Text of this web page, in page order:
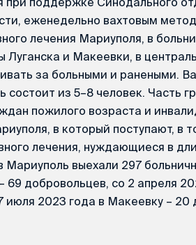
еженедельно вахтовым
лечения Мариуполя, в
Луганска и Макеевки, в
за больными и ранеными.
состоит из 5–8 человек. Часть
пожилого возраста и
в который поступают, в
лечения, нуждающиеся в
Мариуполь выехали 297
69 добровольцев, со 2 апреля
июля 2023 года в Макеевку – 20